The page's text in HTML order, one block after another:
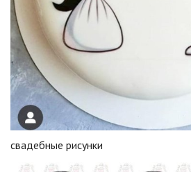
свадебные рисунки